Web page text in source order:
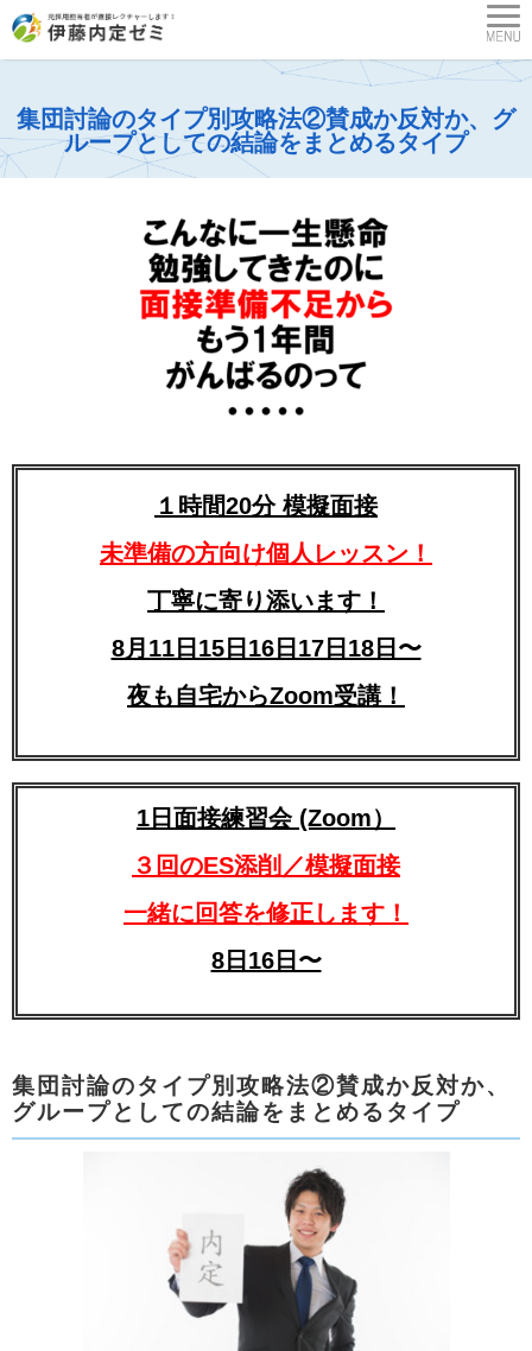
集団討論のタイプ別攻略法②賛成か反対か、グ
ループとしての結論をまとめるタイプ
１時間20分 模擬面接
未準備の方向け個人レッスン！
丁寧に寄り添います！
8月11日15日16日17日18日〜
夜も自宅からZoom受講！
1日面接練習会 (Zoom）
３回のES添削／模擬面接
一緒に回答を修正します！
8日16日〜
集団討論のタイプ別攻略法②賛成か反対か、
グループとしての結論をまとめるタイプ